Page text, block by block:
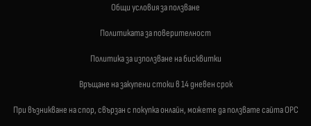
Общи условия за ползване
Политиката за поверителност
Политика за използване на бисквитки
Връщане на закупени стоки в 14 дневен срок
При възникване на спор, свързан с покупка онлайн, можете да ползвате сайта ОРС